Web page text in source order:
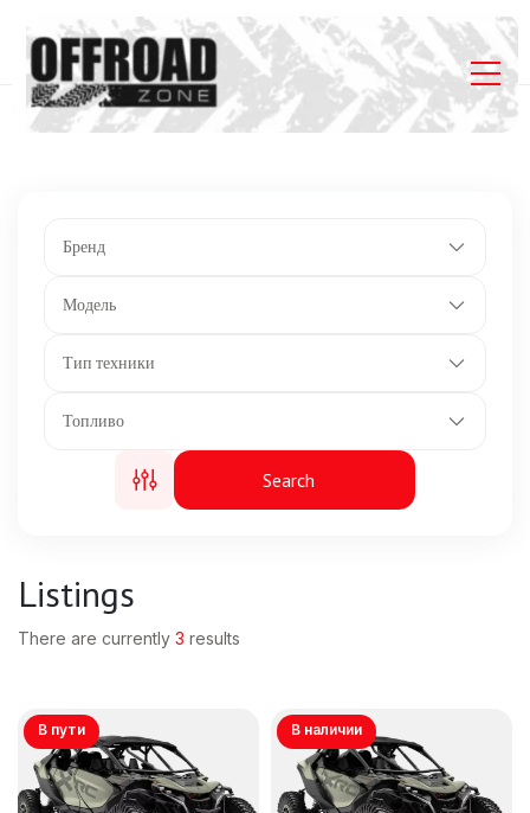
Главная Listings
Блокируемый передний дифференциал с
эксклюзивной технологией Smart-Lok*
Бренд
Модель
Тип техники
Топливо
Search
Listings
There are currently 3 results
В пути В наличии